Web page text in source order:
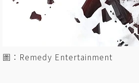
圖：Remedy Entertainment